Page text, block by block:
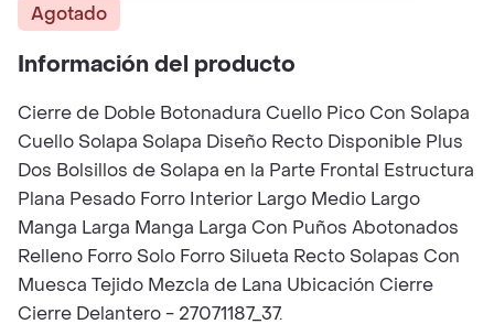
Agotado
Información del producto
Cierre de Doble Botonadura Cuello Pico Con Solapa
Cuello Solapa Solapa Diseño Recto Disponible Plus
Dos Bolsillos de Solapa en la Parte Frontal Estructura
Plana Pesado Forro Interior Largo Medio Largo
Manga Larga Manga Larga Con Puños Abotonados
Relleno Forro Solo Forro Silueta Recto Solapas Con
Muesca Tejido Mezcla de Lana Ubicación Cierre
Cierre Delantero - 27071187_37.